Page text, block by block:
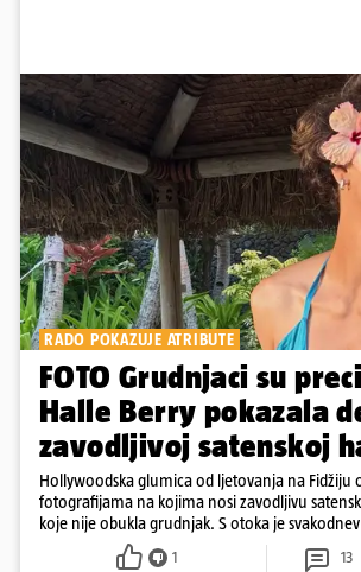
RADO POKAZUJE ATRIBUTE
FOTO Grudnjaci su
Halle Berry pokazala
zavodljivoj satenskoj
Hollywoodska glumica od ljetovanja na Fidžiju
fotografijama na kojima nosi zavodljivu
koje nije obukla grudnjak. S otoka je
fotografije u kupaćem
1 13